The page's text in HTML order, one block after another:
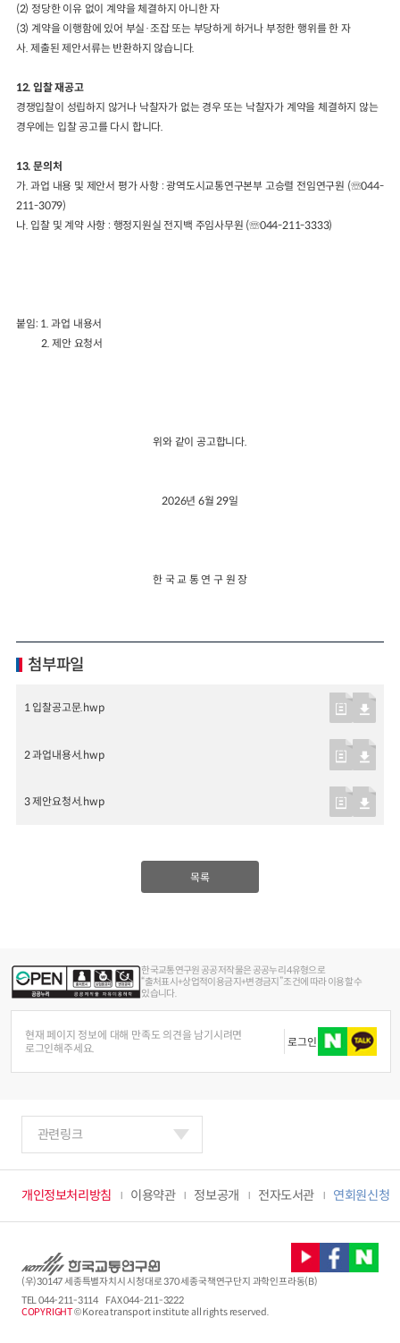
(2) 정당한 이유 없이 계약을 체결하지 아니한 자
(3) 계약을 이행함에 있어 부실 · 조잡 또는 부당하게 하거나 부정한 행위를 한 자
사.제출된 제안서류는 반환하지 않습니다.
12.입찰 재공고
경쟁입찰이 성립하지 않거나 낙찰자가 없는 경우 또는 낙찰자가 계약을 체결하지 않는
경우에는 입찰 공고를 다시 합니다
13.문의처
가.과업 내용 및 제안서 평가 사항 :광역도시교통연구본부 고승렬 전임연구원 (☏044-
211-3079)
나. 입찰 및 계약 사항 : 행정지원실 전지백 주임사무원 (☏044-211-3333)
붙임: 1.과업 내용서
2.제안 요청서
위와 같이 공고합니다.
2026년 6월 29일
한 국 교 통 연 구 원 장
첨부파일
1 입찰공고문.hwp
2 과업내용서.hwp
3 제안요청서.hwp
목록
한국교통연구원 공공저작물은 공공누리 4유형으로
“출처표시+상업적이용금지+변경금지” 조건에 따라 이용할 수
있습니다.
현재 페이지 정보에 대해 만족도 의견을 남기시려면
로그인해주세요.
로그인
개인정보처리방침 이용약관 정보공개 전자도서관 연회원신청
관련링크
(우)30147 세종특별자치시 시청대로 370 세종국책연구단지 과학인프라동(B)
TEL044-211-3114
FAX 044-211-3222
COPYRIGHT© Korea transport institute all rights reserved.